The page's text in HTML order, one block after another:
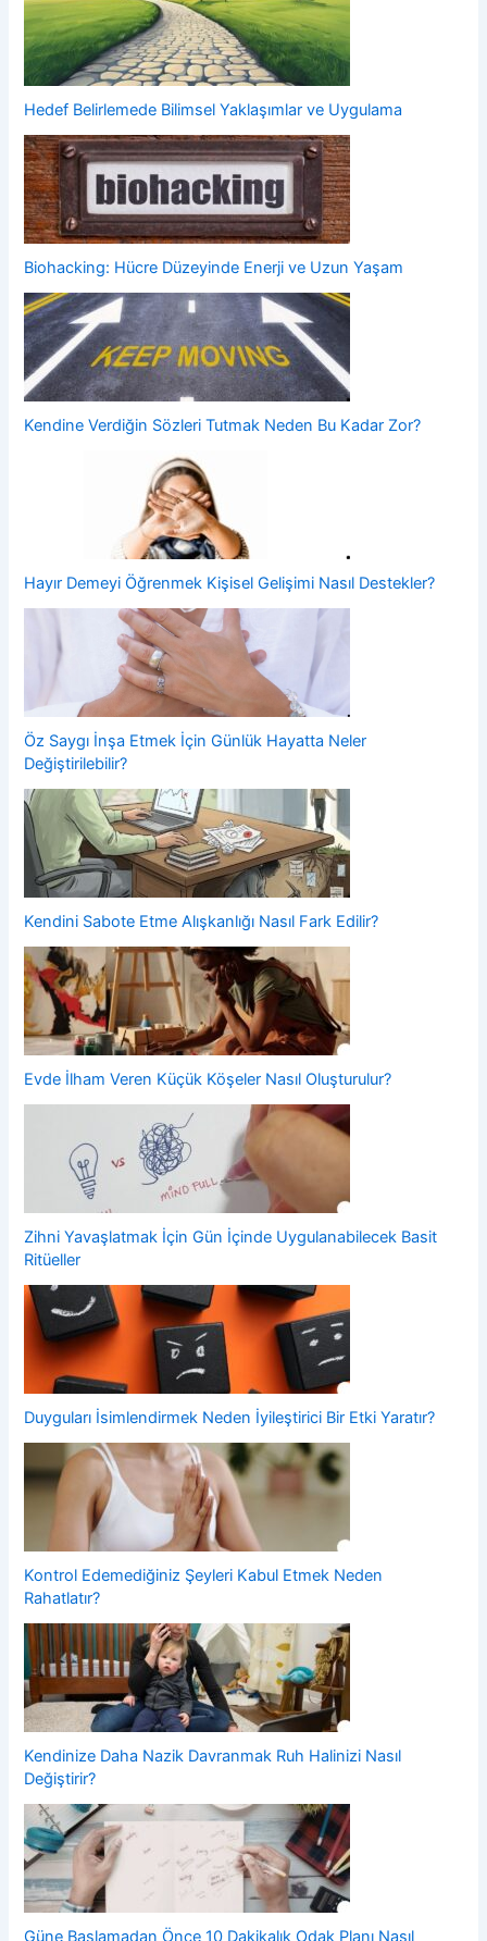
Hedef Belirlemede Bilimsel Yaklaşımlar ve Uygulama
Biohacking: Hücre Düzeyinde Enerji ve Uzun Yaşam
Kendine Verdiğin Sözleri Tutmak Neden Bu Kadar Zor?
Hayır Demeyi Öğrenmek Kişisel Gelişimi Nasıl Destekler?
Öz Saygı İnşa Etmek İçin Günlük Hayatta Neler
Değiştirilebilir?
Kendini Sabote Etme Alışkanlığı Nasıl Fark Edilir?
Evde İlham Veren Küçük Köşeler Nasıl Oluşturulur?
Zihni Yavaşlatmak İçin Gün İçinde Uygulanabilecek Basit
Ritüeller
Duyguları İsimlendirmek Neden İyileştirici Bir Etki Yaratır?
Kontrol Edemediğiniz Şeyleri Kabul Etmek Neden
Rahatlatır?
Kendinize Daha Nazik Davranmak Ruh Halinizi Nasıl
Değiştirir?
Güne Başlamadan Önce 10 Dakikalık Odak Planı Nasıl